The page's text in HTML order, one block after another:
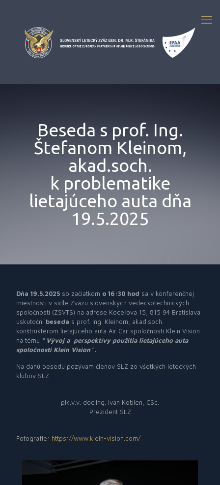
Beseda s prof. Ing.
Štefanom Kleinom,
akad.soch.
k problematike
lietajúceho auta dňa
19.5.2025
Dňa 19.5.2025 so začiatkom o 16:30 hod sa v konferenčnej
miestnosti v sídle Zväzu slovenských vedeckotechnických
spoločností (ZSVTS) na adrese Koceľova 15, 815 94 Bratislava
uskutoční beseda s prof. Ing. Kleinom, akad.soch.
konštruktérom lietajúceho auta Air Car spoločnosti Klein Vision
na tému " Vývoj a perspektívy použitia lietajúceho auta
spoločnosti Klein Vision" .
Na danú besedu pozývam členov SLZ zo všetkých leteckých
klubov SLZ.
plk.v.v. doc.Ing. Ivan Koblen, CSc.
Prezident SLZ
Fotografie: https://www.klein-vision.com/